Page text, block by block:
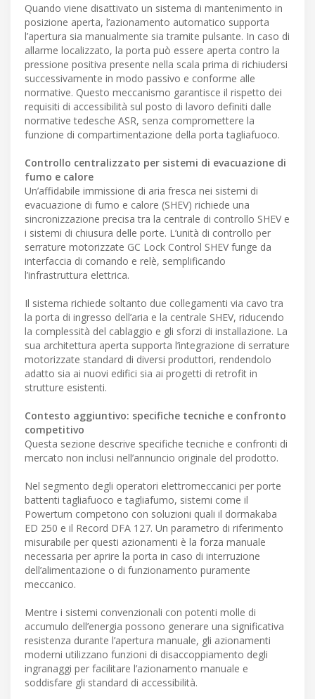
Quando viene disattivato un sistema di mantenimento in
posizione aperta, l’azionamento automatico supporta
l’apertura sia manualmente sia tramite pulsante. In caso di
allarme localizzato, la porta può essere aperta contro la
pressione positiva presente nella scala prima di richiudersi
successivamente in modo passivo e conforme alle
normative. Questo meccanismo garantisce il rispetto dei
requisiti di accessibilità sul posto di lavoro definiti dalle
normative tedesche ASR, senza compromettere la
funzione di compartimentazione della porta tagliafuoco.
Controllo centralizzato per sistemi di evacuazione di
fumo e calore
Un’affidabile immissione di aria fresca nei sistemi di
evacuazione di fumo e calore (SHEV) richiede una
sincronizzazione precisa tra la centrale di controllo SHEV e
i sistemi di chiusura delle porte. L’unità di controllo per
serrature motorizzate GC Lock Control SHEV funge da
interfaccia di comando e relè, semplificando
l’infrastruttura elettrica.
Il sistema richiede soltanto due collegamenti via cavo tra
la porta di ingresso dell’aria e la centrale SHEV, riducendo
la complessità del cablaggio e gli sforzi di installazione. La
sua architettura aperta supporta l’integrazione di serrature
motorizzate standard di diversi produttori, rendendolo
adatto sia ai nuovi edifici sia ai progetti di retrofit in
strutture esistenti.
Contesto aggiuntivo: specifiche tecniche e confronto
competitivo
Questa sezione descrive specifiche tecniche e confronti di
mercato non inclusi nell’annuncio originale del prodotto.
Nel segmento degli operatori elettromeccanici per porte
battenti tagliafuoco e tagliafumo, sistemi come il
Powerturn competono con soluzioni quali il dormakaba
ED 250 e il Record DFA 127. Un parametro di riferimento
misurabile per questi azionamenti è la forza manuale
necessaria per aprire la porta in caso di interruzione
dell’alimentazione o di funzionamento puramente
meccanico.
Mentre i sistemi convenzionali con potenti molle di
accumulo dell’energia possono generare una significativa
resistenza durante l’apertura manuale, gli azionamenti
moderni utilizzano funzioni di disaccoppiamento degli
ingranaggi per facilitare l’azionamento manuale e
soddisfare gli standard di accessibilità.